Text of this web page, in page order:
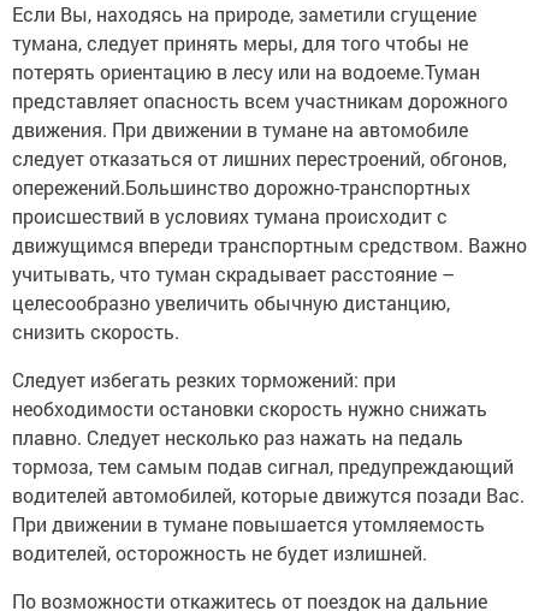
Если Вы, находясь на природе, заметили сгущение
тумана, следует принять меры, для того чтобы не
потерять ориентацию в лесу или на водоеме.Туман
представляет опасность всем участникам дорожного
движения. При движении в тумане на автомобиле
следует отказаться от лишних перестроений, обгонов,
опережений.Большинство дорожно-транспортных
происшествий в условиях тумана происходит с
движущимся впереди транспортным средством. Важно
учитывать, что туман скрадывает расстояние –
целесообразно увеличить обычную дистанцию,
снизить скорость.
Следует избегать резких торможений: при
необходимости остановки скорость нужно снижать
плавно. Следует несколько раз нажать на педаль
тормоза, тем самым подав сигнал, предупреждающий
водителей автомобилей, которые движутся позади Вас.
При движении в тумане повышается утомляемость
водителей, осторожность не будет излишней.
По возможности откажитесь от поездок на дальние